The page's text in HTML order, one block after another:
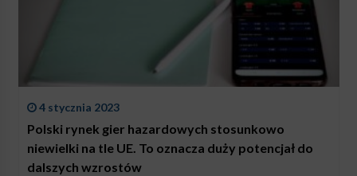
4 stycznia 2023
Polski rynek gier hazardowych stosunkowo
niewielki na tle UE. To oznacza duży potencjał do
dalszych wzrostów